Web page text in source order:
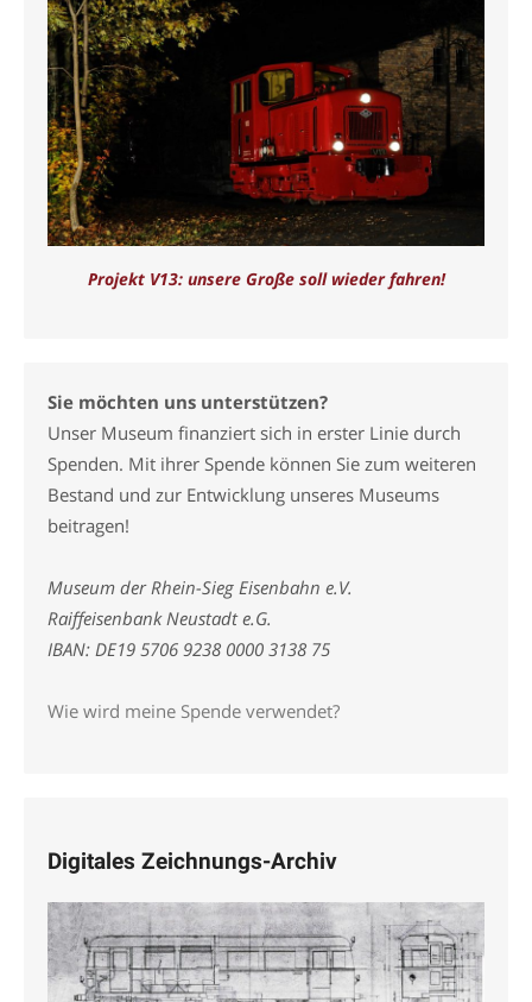
Projekt V13: unsere Große soll wieder fahren!
Sie möchten uns unterstützen?
Unser Museum finanziert sich in erster Linie durch
Spenden. Mit ihrer Spende können Sie zum weiteren
Bestand und zur Entwicklung unseres Museums
beitragen!
Museum der Rhein-Sieg Eisenbahn e.V.
Raiffeisenbank Neustadt e.G.
IBAN: DE19 5706 9238 0000 3138 75
Wie wird meine Spende verwendet?
Digitales Zeichnungs-Archiv